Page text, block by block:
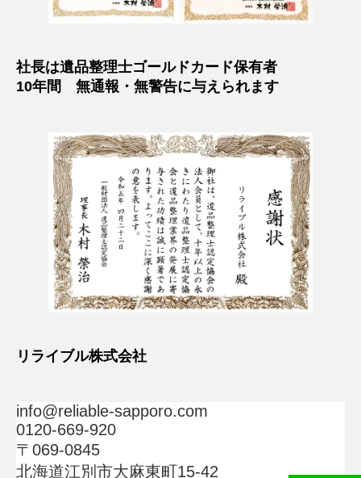
社長は遺品整理士ゴールドカード保有者
10年間 無通報・無警告に与えられます
リライブル株式会社
info@reliable-sapporo.com
0120-669-920
〒069-0845
北海道江別市大麻東町15-42